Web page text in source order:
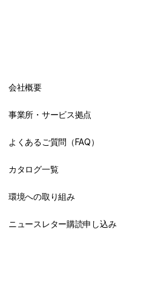
会社概要
事業所・サービス拠点
よくあるご質問（FAQ）
カタログ一覧
環境への取り組み
ニュースレター購読申し込み